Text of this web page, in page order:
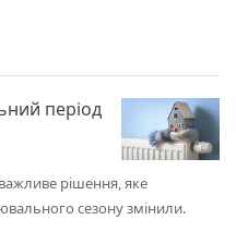
Не знаю, хто там каже, що
вже було холодно на
роблять закони проти
тільки з кожним днем
період
важливе рішення, яке
сезону змінили.